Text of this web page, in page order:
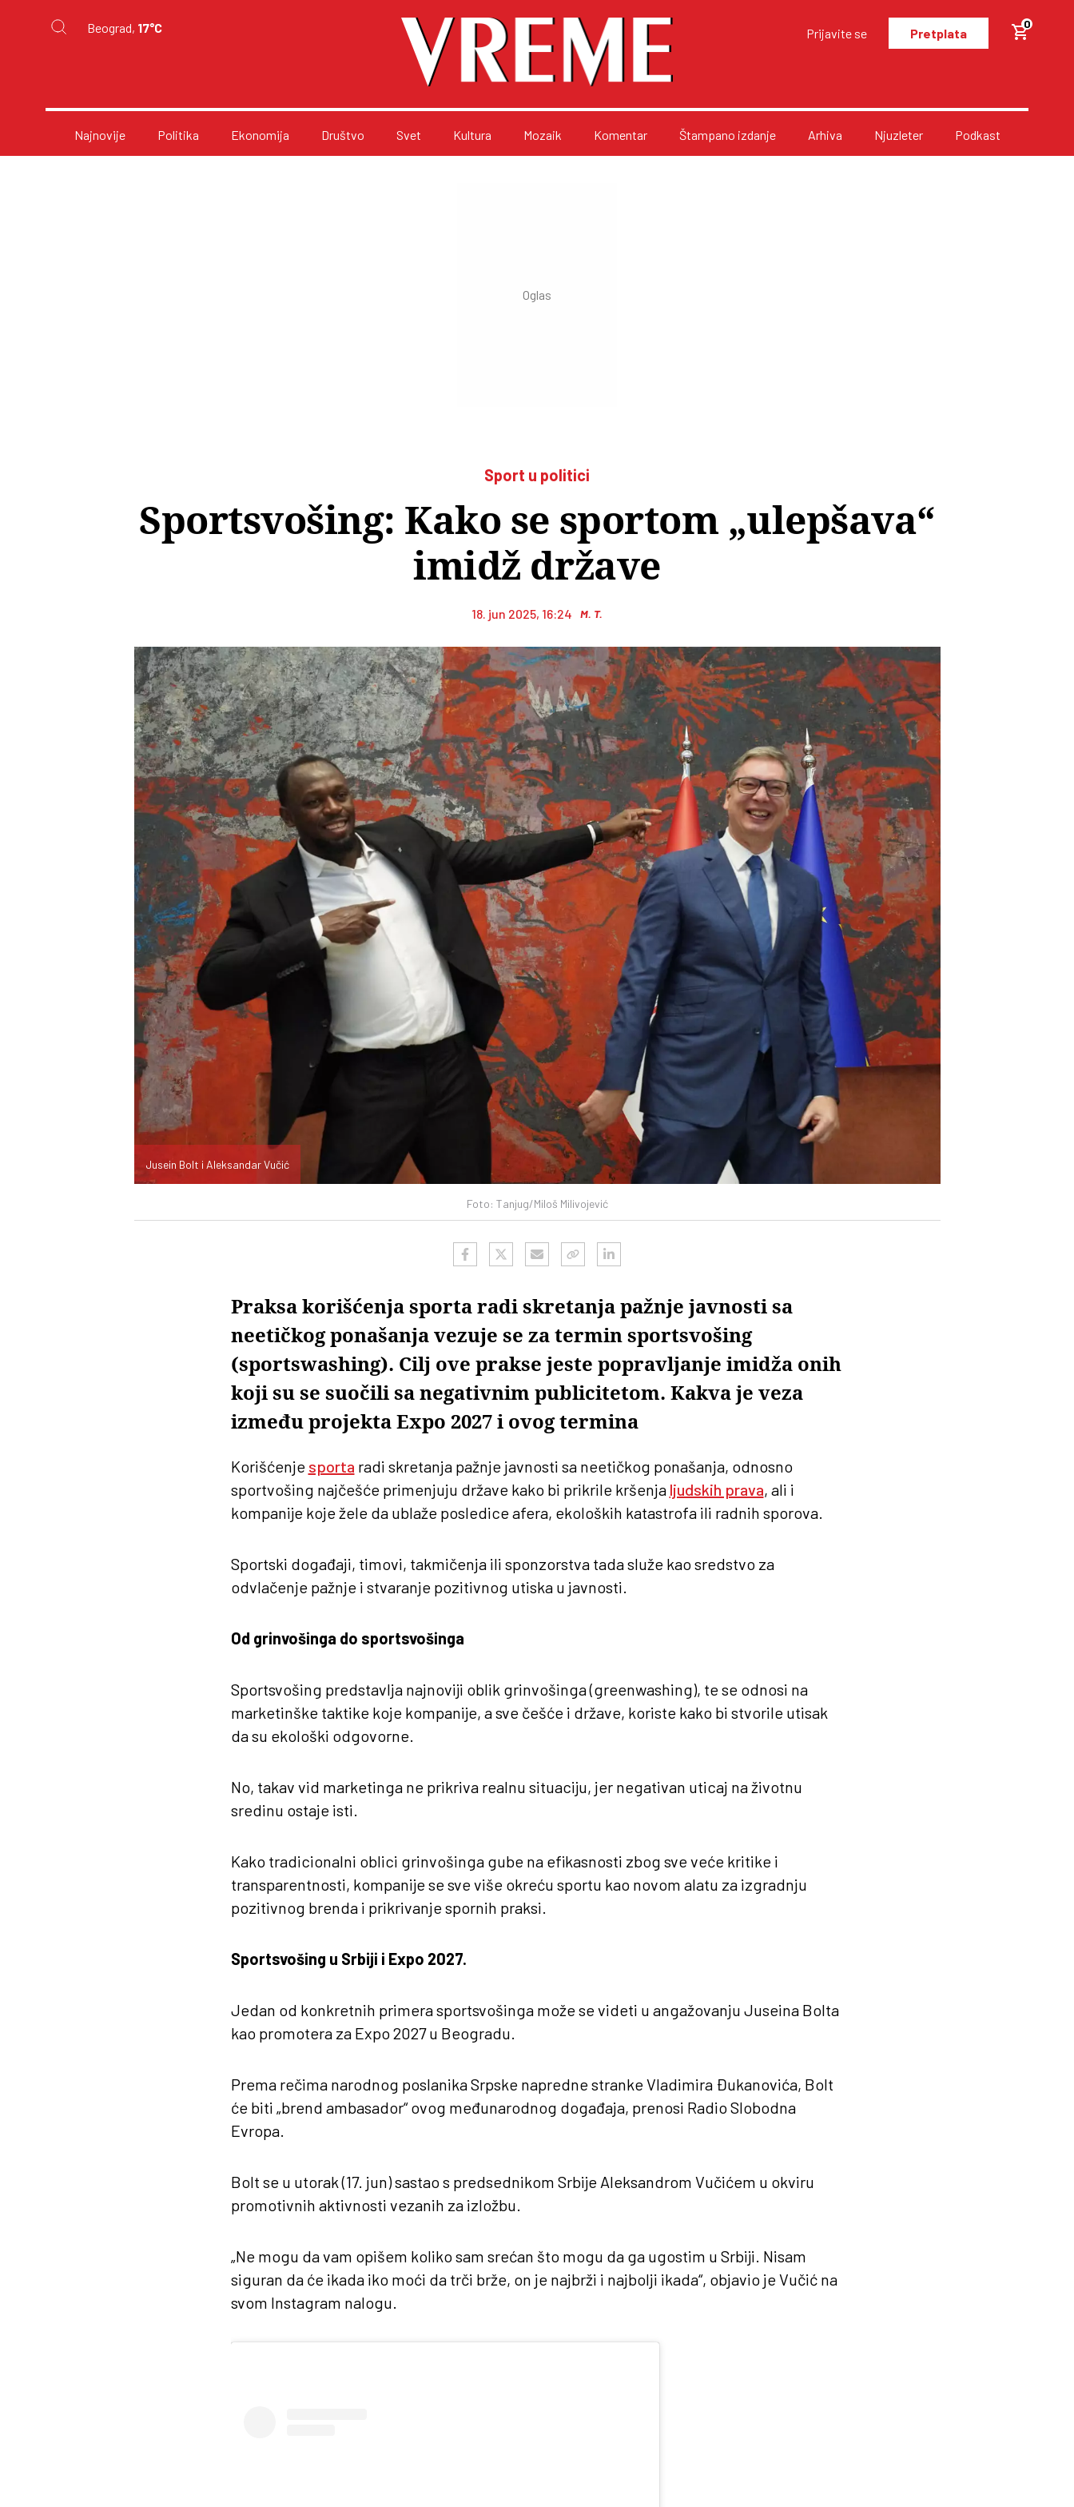
Beograd, 17°C Prijavite se Pretplata
0
Najnovije Politika Ekonomija Društvo Svet Kultura Mozaik Komentar Štampano izdanje Arhiva Njuzleter Podkast
Sport u politici
Sportsvošing: Kako se sportom „ulepšava“
imidž države
18. jun 2025, 16:24 M. T.
Foto: Tanjug/Miloš Milivojević
Jusein Bolt i Aleksandar Vučić
Praksa korišćenja sporta radi skretanja pažnje javnosti sa
neetičkog ponašanja vezuje se za termin sportsvošing
(sportswashing). Cilj ove prakse jeste popravljanje imidža onih
koji su se suočili sa negativnim publicitetom. Kakva je veza
između projekta Expo 2027 i ovog termina
Korišćenje sporta radi skretanja pažnje javnosti sa neetičkog ponašanja, odnosno
sportvošing najčešće primenjuju države kako bi prikrile kršenja ljudskih prava, ali i
kompanije koje žele da ublaže posledice afera, ekoloških katastrofa ili radnih sporova.
Sportski događaji, timovi, takmičenja ili sponzorstva tada služe kao sredstvo za
odvlačenje pažnje i stvaranje pozitivnog utiska u javnosti.
Od grinvošinga do sportsvošinga
Sportsvošing predstavlja najnoviji oblik grinvošinga (greenwashing), te se odnosi na
marketinške taktike koje kompanije, a sve češće i države, koriste kako bi stvorile utisak
da su ekološki odgovorne.
No, takav vid marketinga ne prikriva realnu situaciju, jer negativan uticaj na životnu
sredinu ostaje isti.
Kako tradicionalni oblici grinvošinga gube na efikasnosti zbog sve veće kritike i
transparentnosti, kompanije se sve više okreću sportu kao novom alatu za izgradnju
pozitivnog brenda i prikrivanje spornih praksi.
Sportsvošing u Srbiji i Expo 2027.
Jedan od konkretnih primera sportsvošinga može se videti u angažovanju Juseina Bolta
kao promotera za Expo 2027 u Beogradu.
Prema rečima narodnog poslanika Srpske napredne stranke Vladimira Đukanovića, Bolt
će biti „brend ambasador“ ovog međunarodnog događaja, prenosi Radio Slobodna
Evropa.
Bolt se u utorak (17. jun) sastao s predsednikom Srbije Aleksandrom Vučićem u okviru
promotivnih aktivnosti vezanih za izložbu.
„Ne mogu da vam opišem koliko sam srećan što mogu da ga ugostim u Srbiji. Nisam
siguran da će ikada iko moći da trči brže, on je najbrži i najbolji ikada“, objavio je Vučić na
svom Instagram nalogu.